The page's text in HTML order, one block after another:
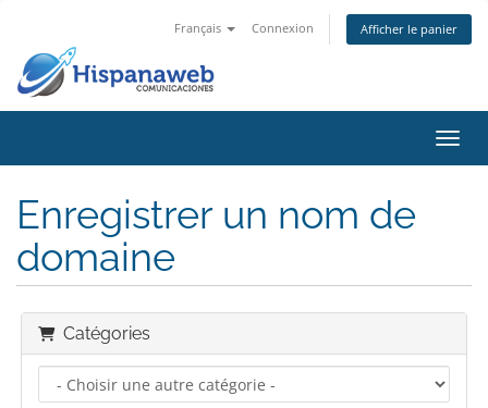
Français Connexion Afficher le panier
Enregistrer un nom de
domaine
Catégories